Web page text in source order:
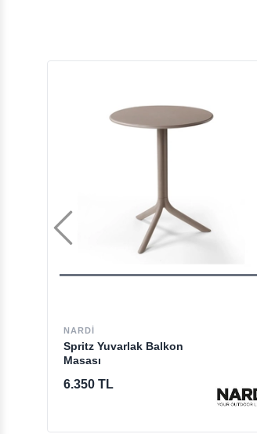
NARDI
Spritz Yuvarlak Balkon
Masası
6.350 TL